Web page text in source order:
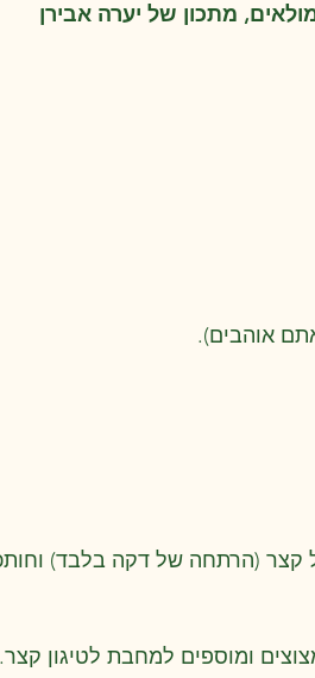
מתכון של יערה אבירן
קצר (הרתחה של דקה בלבד)
ומוספים למחבת לטיגון